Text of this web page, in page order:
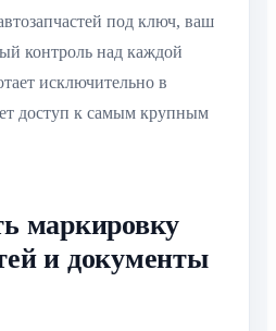
под ключ, ваш
контроль над каждой
исключительно в
доступ к самым крупным
маркировку
и документы